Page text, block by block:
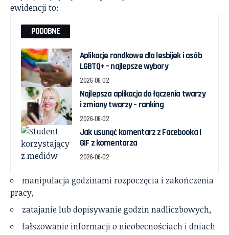
ewidencji to:
PODOBNE
Aplikacje randkowe dla lesbijek i osób
LGBTQ+ – najlepsze wybory
2026-06-02
Najlepsza aplikacja do łączenia twarzy
i zmiany twarzy – ranking
2026-06-02
Jak usunąć komentarz z Facebooka i
GIF z komentarza
2026-06-02
manipulacja godzinami rozpoczęcia i zakończenia
pracy,
zatajanie lub dopisywanie godzin nadliczbowych,
fałszowanie informacji o nieobecnościach i dniach